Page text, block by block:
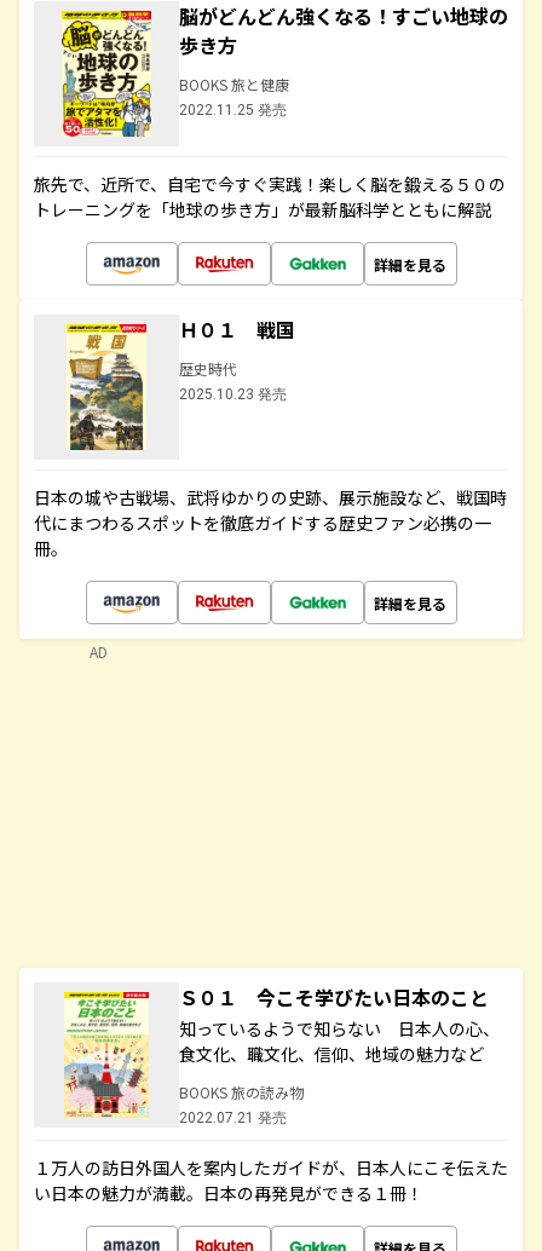
脳がどんどん強くなる！すごい地球の
歩き方
BOOKS 旅と健康
2022.11.25 発売
旅先で、近所で、自宅で今すぐ実践！楽しく脳を鍛える５０の
トレーニングを「地球の歩き方」が最新脳科学とともに解説
詳細を見る
Ｈ０１ 戦国
歴史時代
2025.10.23 発売
日本の城や古戦場、武将ゆかりの史跡、展示施設など、戦国時
代にまつわるスポットを徹底ガイドする歴史ファン必携の一
冊。
詳細を見る
Ｓ０１ 今こそ学びたい日本のこと
知っているようで知らない 日本人の心、
食文化、職文化、信仰、地域の魅力など
BOOKS 旅の読み物
2022.07.21 発売
１万人の訪日外国人を案内したガイドが、日本人にこそ伝えた
い日本の魅力が満載。日本の再発見ができる１冊！
AD